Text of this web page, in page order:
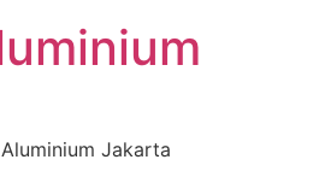
Jakarta